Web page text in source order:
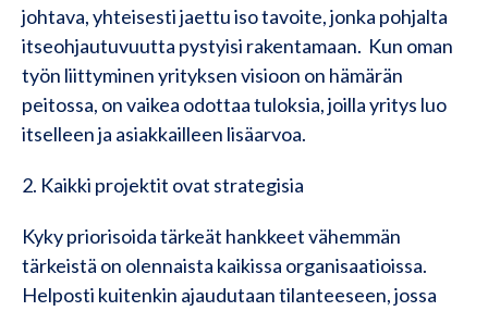
johtava, yhteisesti jaettu iso tavoite, jonka pohjalta
itseohjautuvuutta pystyisi rakentamaan. Kun oman
työn liittyminen yrityksen visioon on hämärän
peitossa, on vaikea odottaa tuloksia, joilla yritys luo
itselleen ja asiakkailleen lisäarvoa.
2. Kaikki projektit ovat strategisia
Kyky priorisoida tärkeät hankkeet vähemmän
tärkeistä on olennaista kaikissa organisaatioissa.
Helposti kuitenkin ajaudutaan tilanteeseen, jossa